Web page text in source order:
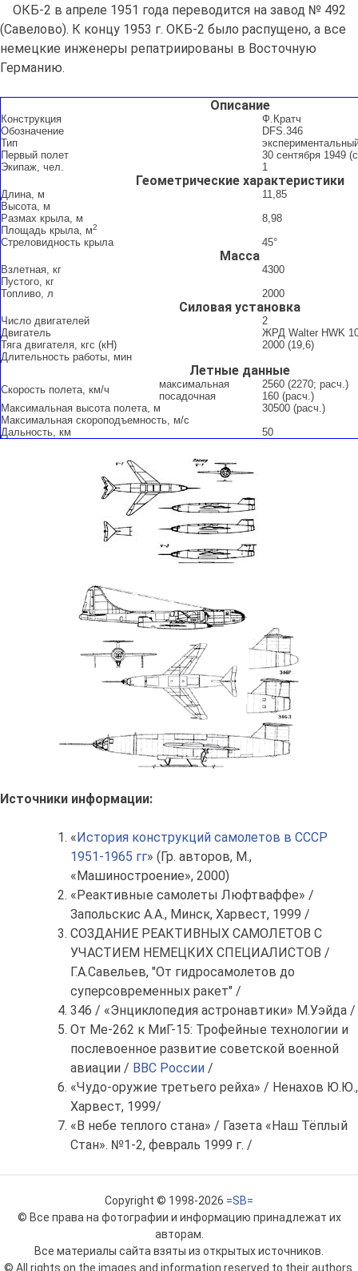
ОКБ-2 в апреле 1951 года переводится на завод № 492
(Савелово). К концу 1953 г. ОКБ-2 было распущено, а все
немецкие инженеры репатриированы в Восточную
Германию.
Описание
Конструкция
Ф.Кратч
Обозначение
DFS.346
Тип
Первый полет
30 сентября 1949
Экипаж, чел.
1
Геометрические характеристики
Длина, м
11,85
Высота, м
Размах крыла, м
8,98
Площадь крыла, м2
Стреловидность крыла 45°
Масса
Взлетная, кг
4300
Пустого, кг
Топливо, л
2000
Силовая установка
Число двигателей
2
Двигатель
ЖРД Walter HWK
Тяга двигателя, кгс (кН)
2000 (19,6)
Длительность работы, мин
Летные данные
Скорость полета, км/ч максимальная
2560 (2270; расч.)
посадочная
160 (расч.)
Максимальная высота полета, м
30500 (расч.)
Максимальная скороподъемность, м/с
Дальность, км
50
Источники информации:
« История конструкций самолетов в СССР
1951-1965 гг» (Гр. авторов, М.,
«Машиностроение», 2000)
«Реактивные самолеты Люфтваффе» /
Запольскис А.А., Минск, Харвест, 1999 /
СОЗДАНИЕ РЕАКТИВНЫХ САМОЛЕТОВ С
УЧАСТИЕМ НЕМЕЦКИХ СПЕЦИАЛИСТОВ /
Г.А.Савельев, "От гидросамолетов до
суперсовременных ракет" /
346 / «Энциклопедия астронавтики» М.Уэйда /
От Ме-262 к МиГ-15: Трофейные технологии и
послевоенное развитие советской военной
авиации / ВВС России /
«Чудо-оружие третьего рейха» / Ненахов Ю.Ю.,
Харвест, 1999/
«В небе теплого стана» / Газета «Наш Тёплый
Стан». №1-2, февраль 1999 г. /
Copyright © 1998-2026 =SB=
© Все права на фотографии и информацию принадлежат их
авторам.
Все материалы сайта взяты из открытых источников.
© All rights on the images and information reserved to their authors.